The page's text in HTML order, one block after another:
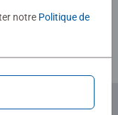
notre Politique de